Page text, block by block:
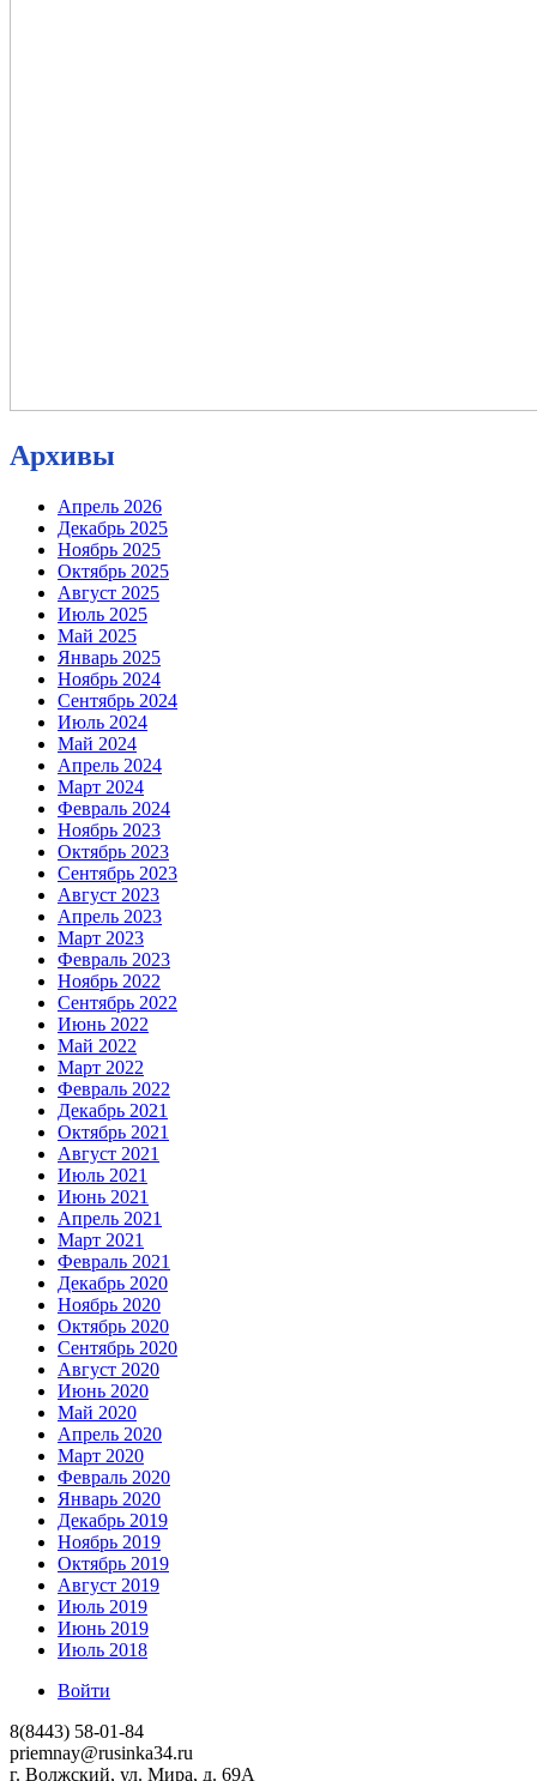
Архивы
Апрель 2026
Декабрь 2025
Ноябрь 2025
Октябрь 2025
Август 2025
Июль 2025
Май 2025
Январь 2025
Ноябрь 2024
Сентябрь 2024
Июль 2024
Май 2024
Апрель 2024
Март 2024
Февраль 2024
Ноябрь 2023
Октябрь 2023
Сентябрь 2023
Август 2023
Апрель 2023
Март 2023
Февраль 2023
Ноябрь 2022
Сентябрь 2022
Июнь 2022
Май 2022
Март 2022
Февраль 2022
Декабрь 2021
Октябрь 2021
Август 2021
Июль 2021
Июнь 2021
Апрель 2021
Март 2021
Февраль 2021
Декабрь 2020
Ноябрь 2020
Октябрь 2020
Сентябрь 2020
Август 2020
Июнь 2020
Май 2020
Апрель 2020
Март 2020
Февраль 2020
Январь 2020
Декабрь 2019
Ноябрь 2019
Октябрь 2019
Август 2019
Июль 2019
Июнь 2019
Июль 2018
Войти
8(8443) 58-01-84
priemnay@rusinka34.ru
г. Волжский, ул. Мира, д. 69А